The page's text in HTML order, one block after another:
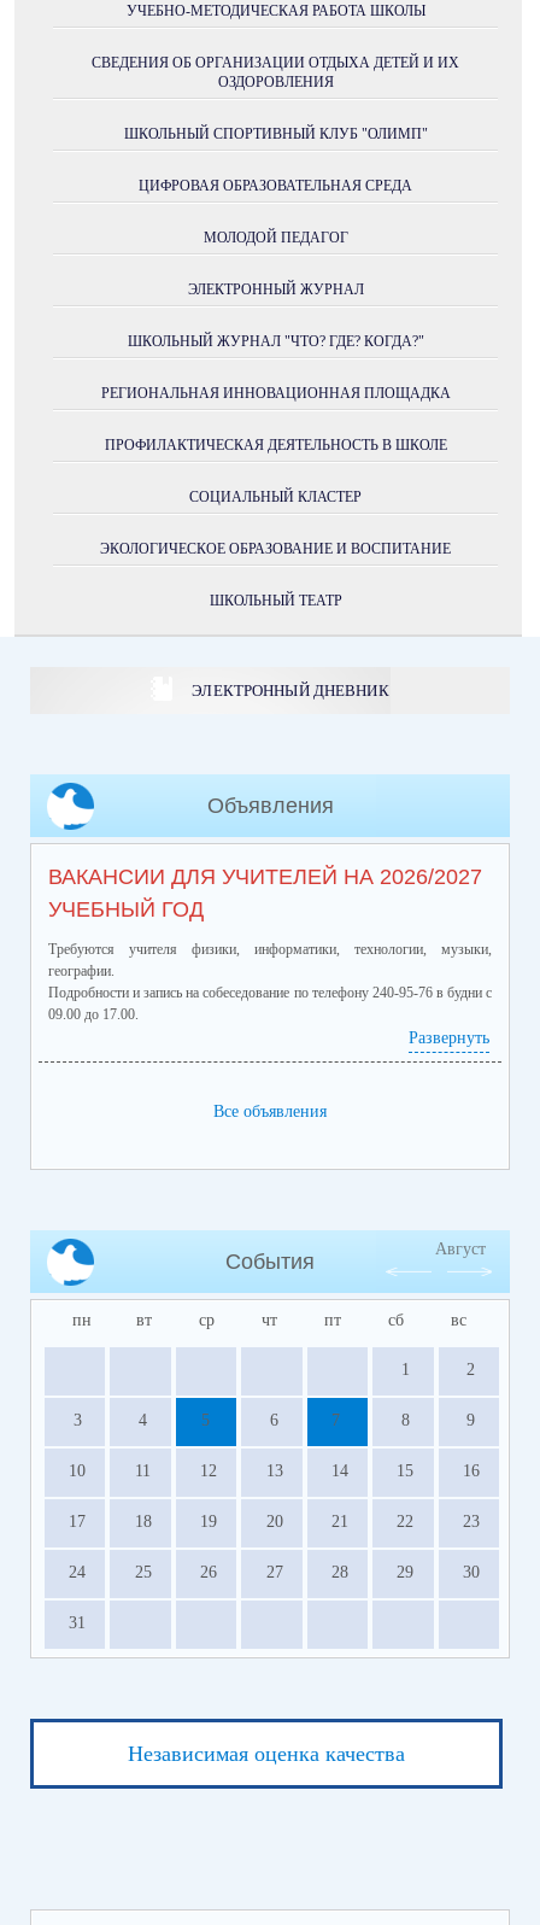
УЧЕБНО-МЕТОДИЧЕСКАЯ РАБОТА ШКОЛЫ
СВЕДЕНИЯ ОБ ОРГАНИЗАЦИИ ОТДЫХА ДЕТЕЙ И ИХ
ОЗДОРОВЛЕНИЯ
ШКОЛЬНЫЙ СПОРТИВНЫЙ КЛУБ "ОЛИМП"
ЦИФРОВАЯ ОБРАЗОВАТЕЛЬНАЯ СРЕДА
МОЛОДОЙ ПЕДАГОГ
ЭЛЕКТРОННЫЙ ЖУРНАЛ
ШКОЛЬНЫЙ ЖУРНАЛ "ЧТО? ГДЕ? КОГДА?"
РЕГИОНАЛЬНАЯ ИННОВАЦИОННАЯ ПЛОЩАДКА
ПРОФИЛАКТИЧЕСКАЯ ДЕЯТЕЛЬНОСТЬ В ШКОЛЕ
СОЦИАЛЬНЫЙ КЛАСТЕР
ЭКОЛОГИЧЕСКОЕ ОБРАЗОВАНИЕ И ВОСПИТАНИЕ
ШКОЛЬНЫЙ ТЕАТР
ЭЛЕКТРОННЫЙ ДНЕВНИК
Объявления
ВАКАНСИИ ДЛЯ УЧИТЕЛЕЙ НА 2026/2027
УЧЕБНЫЙ ГОД
Требуются учителя физики, информатики, технологии, музыки,
географии.
Подробности и запись на собеседование по телефону 240-95-76 в будни с
09.00 до 17.00.
Развернуть
Все объявления
События
Август
пн вт ср чт пт сб вс
1 2
3 4 5 6 7 8 9
10 11 12 13 14 15 16
17 18 19 20 21 22 23
24 25 26 27 28 29 30
31
Независимая оценка качества